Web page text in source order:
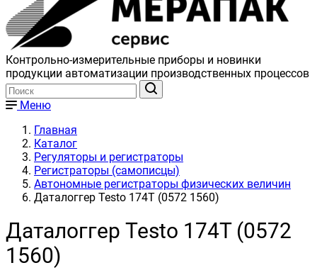
Контрольно-измерительные приборы и новинки
продукции автоматизации производственных процессов
Меню
Главная
Каталог
Регуляторы и регистраторы
Регистраторы (самописцы)
Автономные регистраторы физических величин
Даталоггер Testo 174T (0572 1560)
Даталоггер Testo 174T (0572
1560)